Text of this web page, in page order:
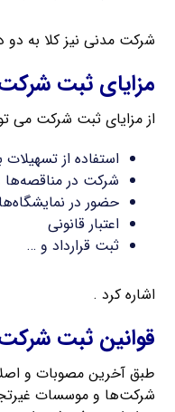
شرکت مدنی نیز کلا به
مزایای ثبت
از مزایای ثبت شرکت می
استفاده از تسهیلات
شرکت در مناقصه‌ها
حضور در
اعتبار قانونی
ثبت قرارداد و …
اشاره کرد .
قوانین ثبت
طبق آخرین مصوبات و
شرکت‌ها و موسسات